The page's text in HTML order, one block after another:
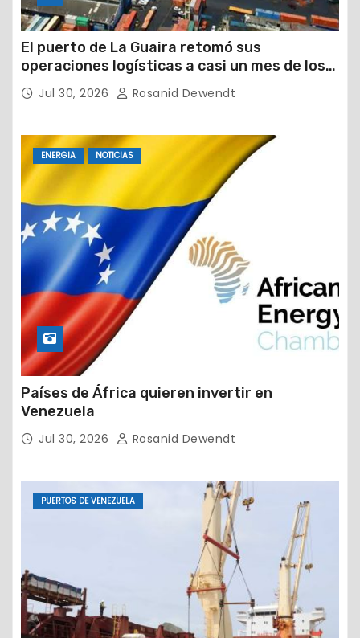
El puerto de La Guaira retomó sus
operaciones logísticas a casi un mes de los
devastadores terremotos
Jul 30, 2026 Rosanid Dewendt
ENERGIA NOTICIAS
Países de África quieren invertir en
Venezuela
Jul 30, 2026 Rosanid Dewendt
PUERTOS DE VENEZUELA